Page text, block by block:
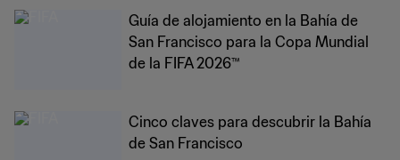
Guía de alojamiento en la Bahía de
San Francisco para la Copa Mundial
de la FIFA 2026™
Cinco claves para descubrir la Bahía
de San Francisco